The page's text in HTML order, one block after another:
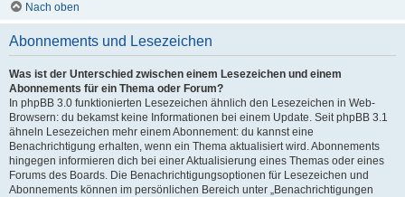
Nach oben
Abonnements und Lesezeichen
Was ist der Unterschied zwischen einem Lesezeichen und einem
Abonnements für ein Thema oder Forum?
In phpBB 3.0 funktionierten Lesezeichen ähnlich den Lesezeichen in Web-
Browsern: du bekamst keine Informationen bei einem Update. Seit phpBB 3.1
ähneln Lesezeichen mehr einem Abonnement: du kannst eine
Benachrichtigung erhalten, wenn ein Thema aktualisiert wird. Abonnements
hingegen informieren dich bei einer Aktualisierung eines Themas oder eines
Forums des Boards. Die Benachrichtigungsoptionen für Lesezeichen und
Abonnements können im persönlichen Bereich unter „Benachrichtigungen